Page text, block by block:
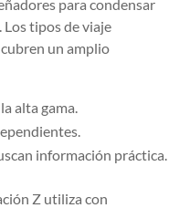
para condensar
Los tipos de viaje
un amplio
alta gama.
información práctica.
Z utiliza con